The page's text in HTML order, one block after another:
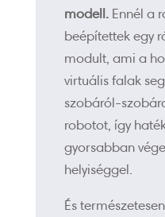
modell. Ennél a
beépítettek egy
modult, ami a
virtuális falak
szobáról-
robotot, így
gyorsabban
helyiséggel.
És